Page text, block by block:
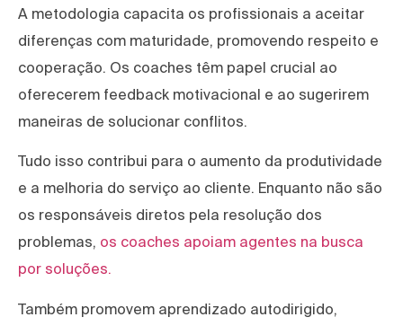
A metodologia capacita os profissionais a aceitar
diferenças com maturidade, promovendo respeito e
cooperação. Os coaches têm papel crucial ao
oferecerem feedback motivacional e ao sugerirem
maneiras de solucionar conflitos.
Tudo isso contribui para o aumento da produtividade
e a melhoria do serviço ao cliente. Enquanto não são
os responsáveis diretos pela resolução dos
problemas, os coaches apoiam agentes na busca
por soluções.
Também promovem aprendizado autodirigido,